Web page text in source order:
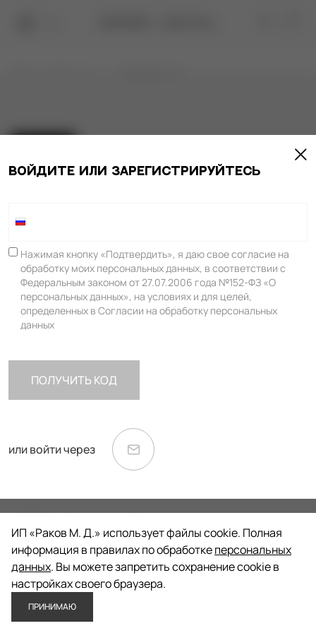
ВОЙДИТЕ ИЛИ ЗАРЕГИСТРИРУЙТЕСЬ
Нажимая кнопку «Подтвердить», я даю свое согласие на
обработку моих персональных данных, в соответствии с
Федеральным законом от 27.07.2006 года №152-ФЗ «О
персональных данных», на условиях и для целей,
определенных в Согласии на обработку персональных
данных
ПОЛУЧИТЬ КОД
или войти через
Оплата и доставка
Обмен и возврат
Гарантии
Программа лояльности
Корпоративные проекты
Вакансии
Контакты
КОНТАКТЫ
8 800 555-17-33
Москва, Б.Новодмитровская
36С2, вход 10, 1 этаж.
Политика конфиденциальности
Договор оферты
+7
Согласен с политикой конфиденциальности
ИП «Раков М. Д.» использует файлы cookie. Полная
информация в правилах по обработкеперсональных
данных. Вы можете запретить сохранение cookie в
настройках своего браузера.
ПРИНИМАЮ